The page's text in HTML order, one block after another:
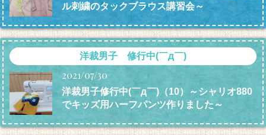
ル刺繍のタックブラウス講習会～
洋裁男子 修行中(￣д￣)
2021/07/30
洋裁男子修行中(￣д￣)（10）～シャリオ880
でキッズ用ハーフパンツ作りました～